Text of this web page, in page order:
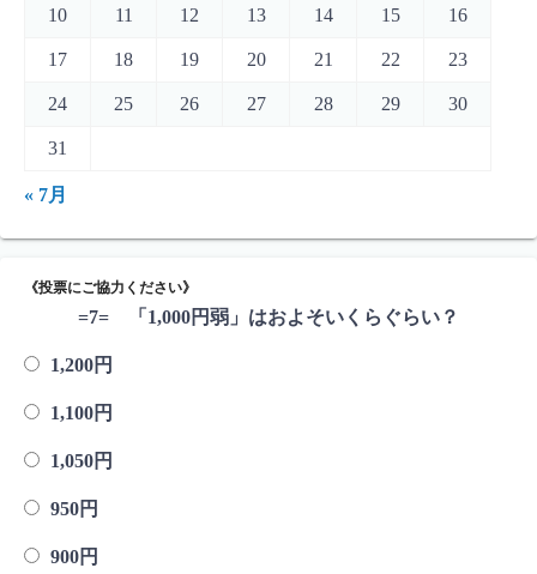
10 11 12 13 14 15 16
17 18 19 20 21 22 23
24 25 26 27 28 29 30
31
« 7月
《投票にご協力ください》
=7= 「1,000円弱」はおよそいくらぐらい？
1,200円
1,100円
1,050円
950円
900円